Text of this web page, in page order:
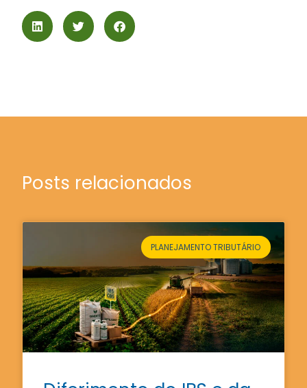
Posts relacionados
PLANEJAMENTO TRIBUTÁRIO